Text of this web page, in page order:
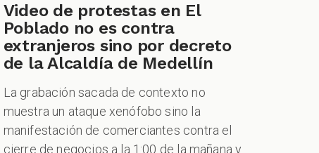
Video de protestas en El
Poblado no es contra
extranjeros sino por decreto
de la Alcaldía de Medellín
La grabación sacada de contexto no
muestra un ataque xenófobo sino la
manifestación de comerciantes contra el
cierre de negocios a la 1:00 de la mañana y